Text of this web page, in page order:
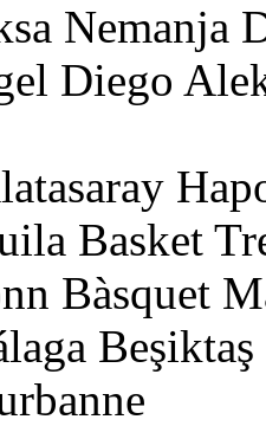
Nemanja
Diego
Basket
Bàsquet
Beşiktaş